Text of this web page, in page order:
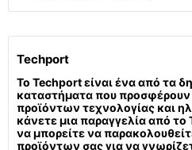
Techport
Το Techport είναι ένα από τα
καταστήματα που προσφέρουν
προϊόντων τεχνολογίας και
κάνετε μια παραγγελία από το
να μπορείτε να
προϊόντων σας για να